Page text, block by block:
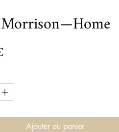
Ajouter au panier